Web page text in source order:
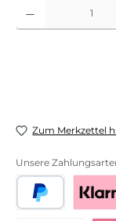
Produkt Anzahl: Gib
Zum Merkzettel
Unsere